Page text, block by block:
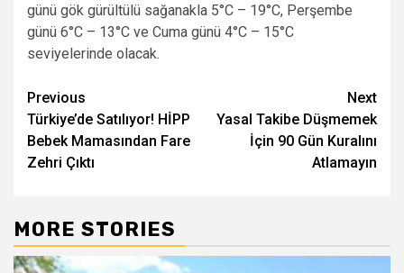
günü gök gürültülü sağanakla 5°C – 19°C, Perşembe
günü 6°C – 13°C ve Cuma günü 4°C – 15°C
seviyelerinde olacak.
Post
navigation
Previous
Türkiye’de Satılıyor! HİPP
Bebek Mamasından Fare
Zehri Çıktı
Next
Yasal Takibe Düşmemek
İçin 90 Gün Kuralını
Atlamayın
MORE STORIES